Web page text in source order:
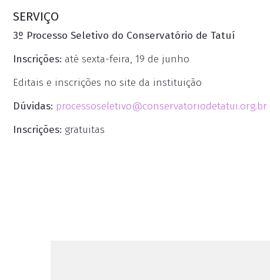
SERVIÇO
3º Processo Seletivo do Conservatório de Tatuí
Inscrições: até sexta-feira, 19 de junho
Editais e inscrições no site da instituição
Dúvidas: processoseletivo@conservatoriodetatui.org.br
Inscrições: gratuitas